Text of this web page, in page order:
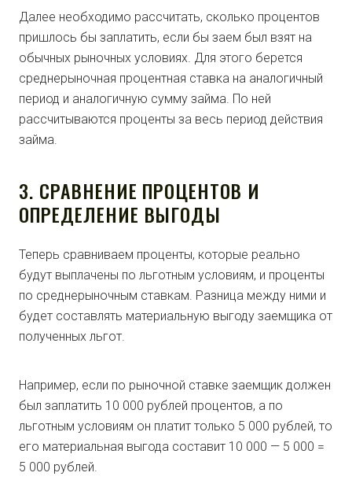
Далее необходимо рассчитать, сколько процентов
пришлось бы заплатить, если бы заем был взят на
обычных рыночных условиях. Для этого берется
среднерыночная процентная ставка на аналогичный
период и аналогичную сумму займа. По ней
рассчитываются проценты за весь период действия
займа.
3. СРАВНЕНИЕ ПРОЦЕНТОВ И
ОПРЕДЕЛЕНИЕ ВЫГОДЫ
Теперь сравниваем проценты, которые реально
будут выплачены по льготным условиям, и проценты
по среднерыночным ставкам. Разница между ними и
будет составлять материальную выгоду заемщика от
полученных льгот.
Например, если по рыночной ставке заемщик должен
был заплатить 10 000 рублей процентов, а по
льготным условиям он платит только 5 000 рублей, то
его материальная выгода составит 10 000 — 5 000 =
5 000 рублей.